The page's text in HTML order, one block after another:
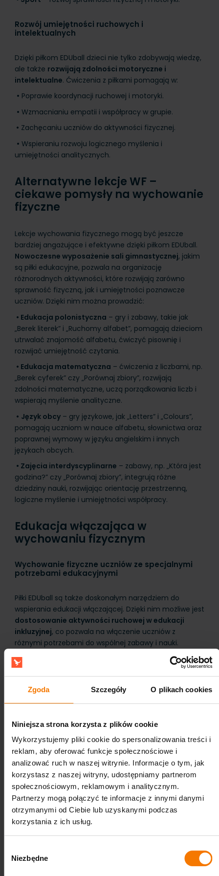
Zgoda Szczegóły O plikach cookies
Niniejsza strona korzysta z plików cookie
Wykorzystujemy pliki cookie do spersonalizowania treści i
reklam, aby oferować funkcje społecznościowe i
analizować ruch w naszej witrynie. Informacje o tym, jak
korzystasz z naszej witryny, udostępniamy partnerom
społecznościowym, reklamowym i analitycznym.
Partnerzy mogą połączyć te informacje z innymi danymi
otrzymanymi od Ciebie lub uzyskanymi podczas
korzystania z ich usług.
zgody
Niezbędne
Rozwój umiejętności ruchowych i
intelektualnych
Dzięki piłkom EDUball dzieci nie tylko zdobywają wiedzę,
ale także rozwijają zdolności motoryczne i
intelektualne. Ćwiczenia z piłkami pomagają w:
• Poprawie koordynacji ruchowej i motoryki.
• Wzmacnianiu empatii i współpracy w grupie.
• Zachęcaniu uczniów do aktywności fizycznej.
• Wspieraniu rozwoju logicznego myślenia i
umiejętności analitycznych.
Alternatywne lekcje WF –
ciekawe pomysły na wychowanie
fizyczne
Lekcje wychowania fizycznego mogą być jeszcze
bardziej angażujące i efektywne dzięki piłkom EDUball.
Nowoczesne wyposażenie sali gimnastycznej, jakim
są piłki edukacyjne, pozwala na organizację
różnorodnych aktywności, które rozwijają zarówno
sprawność fizyczną, jak i umiejętności poznawcze
uczniów. Dzięki nim można prowadzić:
• Edukacja polonistyczna – gry i zabawy, takie jak
„Berek literek” i „Ruchomy alfabet”, pomagają dzieciom
utrwalać znajomość alfabetu, ćwiczyć pisownię i
rozwijać umiejętność czytania.
• Edukacja matematyczna – ćwiczenia z liczbami, np.
„Berek cyferek” czy „Porównaj zbiory”, rozwijają
zdolności matematyczne, uczą porządkowania liczb i
wspierają myślenie analityczne.
• Język obcy – gry językowe, jak „Letters” i „Colours”,
pomagają uczniom w nauce alfabetu, słownictwa oraz
poprawnej wymowy w języku angielskim i innych
językach obcych.
• Zajęcia interdyscyplinarne – zabawy, np. „Która jest
godzina?” czy „Porównaj zbiory”, integrują różne
dziedziny nauki, rozwijając orientację przestrzenną,
logiczne myślenie i umiejętności współpracy.
Edukacja włączająca w
wychowaniu fizycznym
Wychowanie fizyczne uczniów ze specjalnymi
potrzebami edukacyjnymi
Piłki EDUball są także doskonałym narzędziem do
wspierania edukacji włączającej. Dzięki nim możliwe jest
dostosowanie aktywności ruchowej w edukacji
inkluzyjnej, co pozwala na włączenie uczniów z
różnymi potrzebami do wspólnej zabawy i nauki.
niepełnosprawnościami
strategie
edukacyjne wspierające inkluzjęsprawiają, że piłki te
mogą być wykorzystywane w terapii i nauczaniu
Piłki EDUball w szkołach integracyjnych i
Piłki edukacyjne sprawdzają się w różnorodnych
placówkach edukacyjnych, takich jak szkoły specjalne,
szkoły integracyjne oraz szkoły ogólnodostępne z
oddziałami integracyjnymi. Dzięki ich zastosowaniu
uczniowie mogą uczyć się poprzez ruch w sposób
dostosowany do ich indywidualnych potrzeb.
Piłki EDUball w edukacji wczesnoszkolnej
EDUball to doskonałe narzędzie dla szkoły podstawowej,